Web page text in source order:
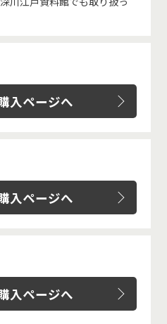
入ページへ
入ページへ
入ページへ